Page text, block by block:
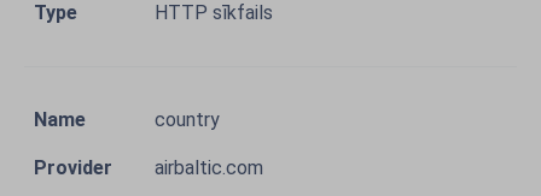
HTTP sīkfails
country
airbaltic.com